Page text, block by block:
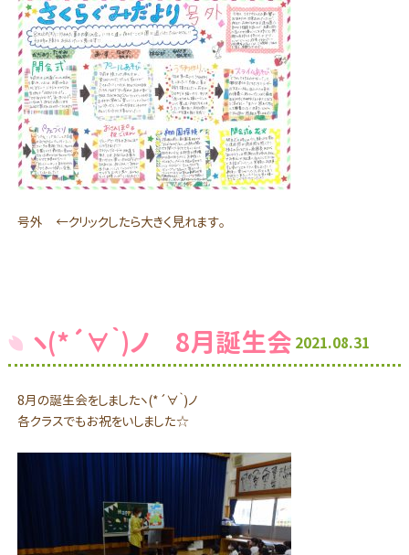
号外 ←クリックしたら大きく見れます。
ヽ(*´∀｀)ノ 8月誕生会 2021.08.31
8月の誕生会をしましたヽ(*´∀｀)ノ
各クラスでもお祝をいしました☆